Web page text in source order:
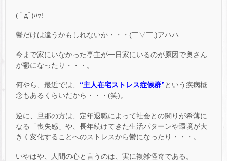
( ﾟдﾟ)ﾊｯ!
鬱だけは違うかもしれないか・・・(￣▽￣;)アハハ…
今まで家にいなかった亭主が一日家にいるのが原因で奥さん
が鬱になったり・・・。
何やら、最近では、 “主人在宅ストレス症候群”という疾病概
念もあるくらいだから・・・(笑)。
逆に、旦那の方は、定年退職によって社会との関りが希薄に
なる「喪失感」や、長年続けてきた生活パターンや環境が大
きく変化することへのストレスから鬱になったり・・・。
いやはや、人間の心と言うのは、実に複雑怪奇である。